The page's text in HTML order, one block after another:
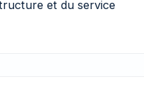
et du service